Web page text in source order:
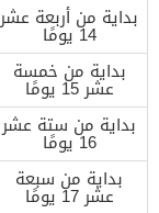
بداية من أربعة عشر
14 يومًا
بداية من خمسة
عشر 15 يومًا
بداية من ستة عشر
16 يومًا
بداية من سبعة
عشر 17 يومًا